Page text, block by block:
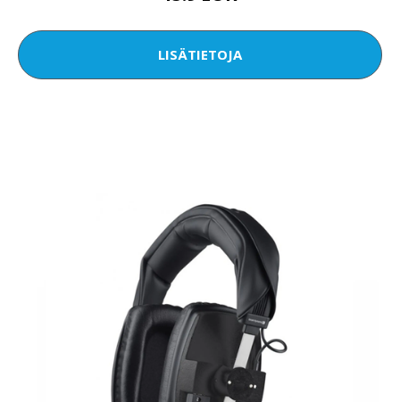
LISÄTIETOJA